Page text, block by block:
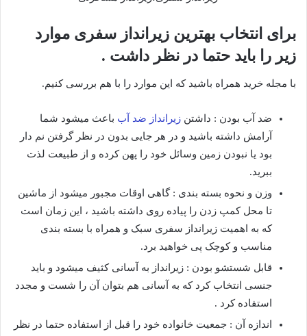
برای انتخاب بهترین زیرانداز سفری موارد
زیر را باید حتما در نظر داشت .
با مجله خرید همراه باشید که این موارد را با هم بررسی کنیم.
ضد آب بودن : داشتن زیرانداز ضد آب باعث میشود شما
آرامش داشته باشید و در هر جایی بدون در نظر گرفتن نم دار
بود یا نبودن زمین وسائل خود را پهن کرده و از طبیعت لذت
ببرید.
وزن و نحوه بسته بندی : گاهی اوقات مجبور میشود از ماشین
تا محل کمپ زدن را پیاده روی داشته باشید ، این زمان است
که به اهمیت زیرانداز سفری سبک و همراه با بسته بندی
مناسب و کوچک پی خواهید برد.
قابل شستشو بودن : زیرانداز به آسانی کثیف میشود و باید
جنسی انتخاب کرد که به آسانی هم بتوان آن را شست و مجدد
استفاده کرد .
اندازه آن : جمعیت خانواده خود را قبل از استفاده حتما در نظر